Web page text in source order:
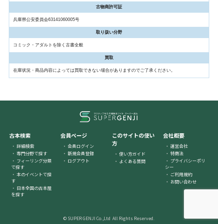
古物商許可証
兵庫県公安委員会63141060005号
取り扱い分野
コミック・アダルトを除く古書全般
買取
在庫状況・商品内容によっては買取できない場合がありますのでご了承ください。
古本検索
詳細検索
専門分野で探す
フィーリング分類
で探す
本のイベントで探
す
日本全国の古本屋
を探す
会員ページ
会員ログイン
新規会員登録
ログアウト
このサイトの使い
方
使い方ガイド
よくある質問
会社概要
運営会社
特商法
プライバシーポリ
シー
ご利用規約
お問い合わせ
© SUPER GENJI Co.,Ltd All Rights Reserved.